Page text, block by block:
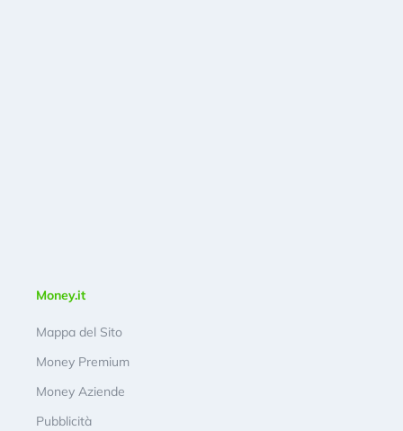
Money.it
Mappa del Sito
Money Premium
Money Aziende
Pubblicità